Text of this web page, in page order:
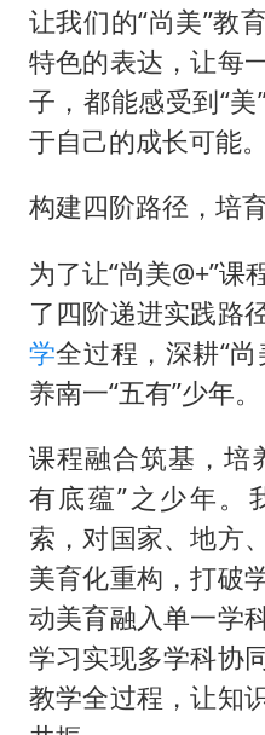
让我们的“尚美”教
特色的表达，让每
子，都能感受到“
于自己的成长可能。
构建四阶路径，培
为了让“尚美@+”
了四阶递进实践路
学全过程，深耕“
养南一“五有”少年。
课程融合筑基，培
有底蕴”之少年。
索，对国家、地方
美育化重构，打破
动美育融入单一学
学习实现多学科协
教学全过程，让知